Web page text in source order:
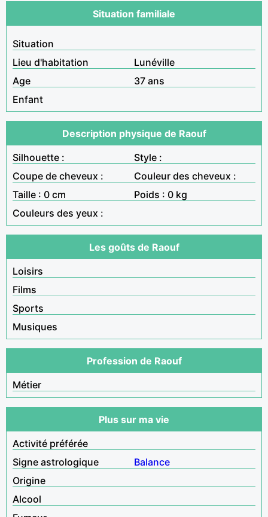
Situation familiale
Situation
Lieu d'habitation
Lunéville
Age
37 ans
Enfant
Description physique de Raouf
Silhouette :
Style :
Coupe de cheveux :
Couleur des cheveux :
Taille : 0 cm
Poids : 0 kg
Couleurs des yeux :
Les goûts de Raouf
Loisirs
Films
Sports
Musiques
Profession de Raouf
Métier
Plus sur ma vie
Activité préférée
Signe astrologique
Balance
Origine
Alcool